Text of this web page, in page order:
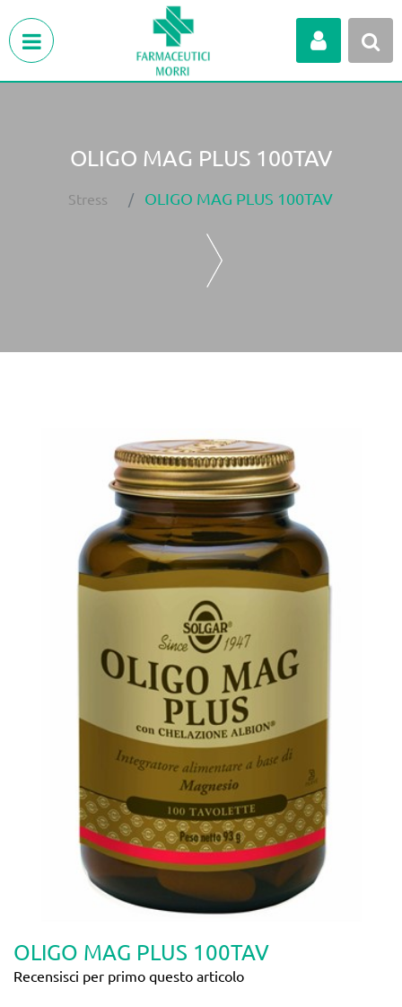
OLIGO MAG PLUS 100TAV
Stress OLIGO MAG PLUS 100TAV
OLIGO MAG PLUS 100TAV
Recensisci per primo questo articolo